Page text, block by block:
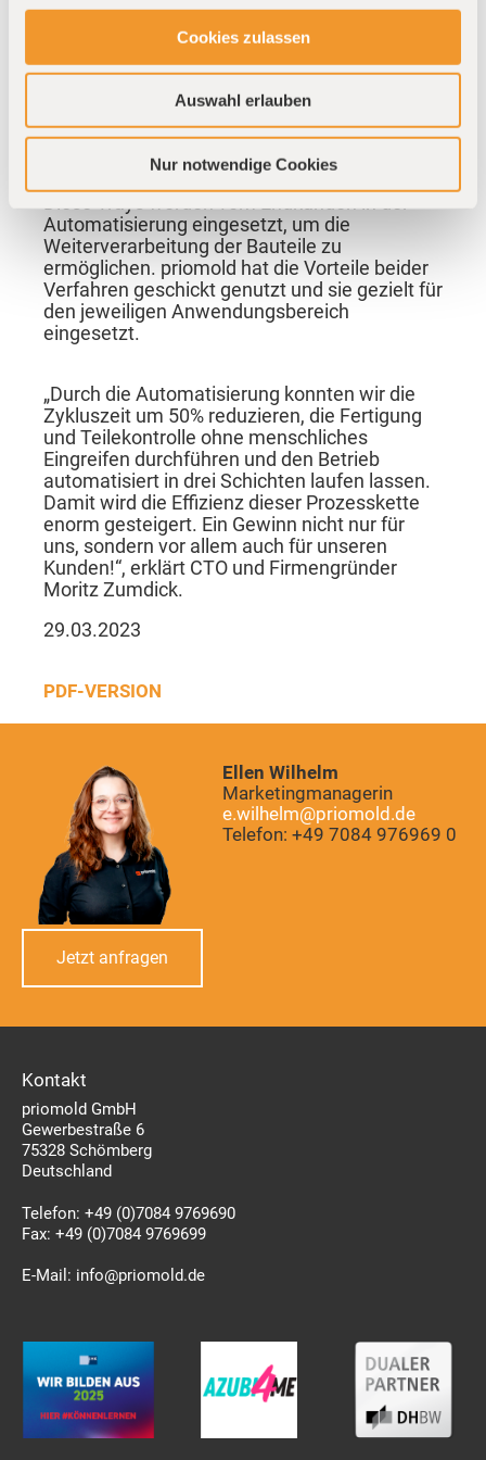
Cookies zulassen
Auswahl erlauben
Nur notwendige Cookies
additiven Fertigung aus PA12 SLS 3D-
gedruckt. Damit die Greifer präzise arbeiten
und die Spritzgussteile nicht beschädigen,
wurden sowohl Greifer als auch Teile-
Aufnahmen im Nachgang chemisch geglättet.
hergestellt werden, werden in großen
Stückzahlen von 2.000 Stück benötigt und
daher im Spritzgussverfahren produziert.
Automatisierung eingesetzt, um die
Weiterverarbeitung der Bauteile zu
ermöglichen. priomold hat die Vorteile beider
Verfahren geschickt genutzt und sie gezielt für
den jeweiligen Anwendungsbereich
eingesetzt.
„Durch die Automatisierung konnten wir die
Zykluszeit um 50% reduzieren, die Fertigung
und Teilekontrolle ohne menschliches
Eingreifen durchführen und den Betrieb
automatisiert in drei Schichten laufen lassen.
Damit wird die Effizienz dieser Prozesskette
enorm gesteigert. Ein Gewinn nicht nur für
uns, sondern vor allem auch für unseren
Kunden!“, erklärt CTO und Firmengründer
Moritz Zumdick.
29.03.2023
PDF-VERSION
Ellen Wilhelm
Marketingmanagerin
e.wilhelm@priomold.de
Telefon: +49 7084 976969 0
Jetzt anfragen
Kontakt
priomold GmbH
Gewerbestraße 6
75328 Schömberg
Deutschland
Telefon: +49 (0)7084 9769690
Fax: +49 (0)7084 9769699
E-Mail: info@priomold.de